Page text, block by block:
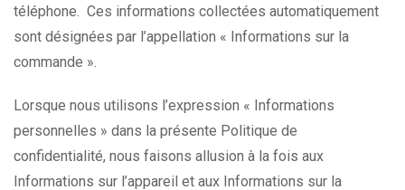
téléphone. Ces informations collectées automatiquement
sont désignées par l’appellation « Informations sur la
commande ».
Lorsque nous utilisons l’expression « Informations
personnelles » dans la présente Politique de
confidentialité, nous faisons allusion à la fois aux
Informations sur l’appareil et aux Informations sur la